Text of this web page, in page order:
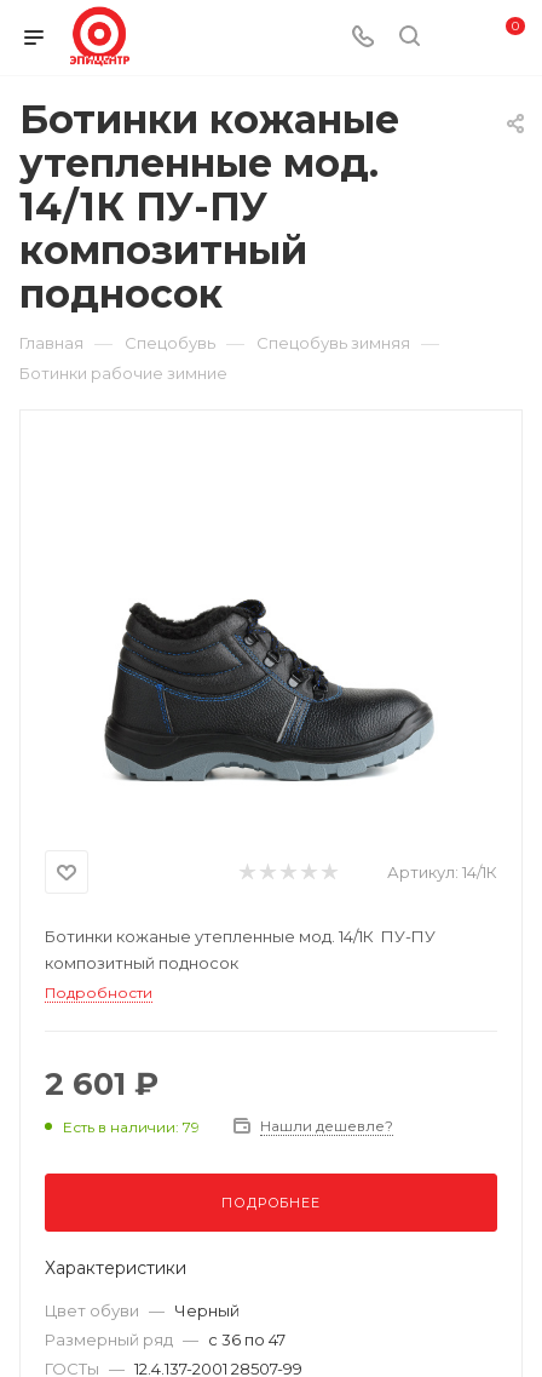
0
Ботинки кожаные
утепленные мод.
14/1К ПУ-ПУ
композитный
подносок
Главная — Спецобувь — Спецобувь зимняя —
Ботинки рабочие зимние
Артикул: 14/1К
Ботинки кожаные утепленные мод. 14/1К ПУ-ПУ
композитный подносок
Подробности
2 601 ₽
Есть в наличии: 79 Нашли дешевле?
ПОДРОБНЕЕ
Характеристики
Цвет обуви — Черный
Размерный ряд — с 36 по 47
ГОСТы — 12.4.137-2001 28507-99